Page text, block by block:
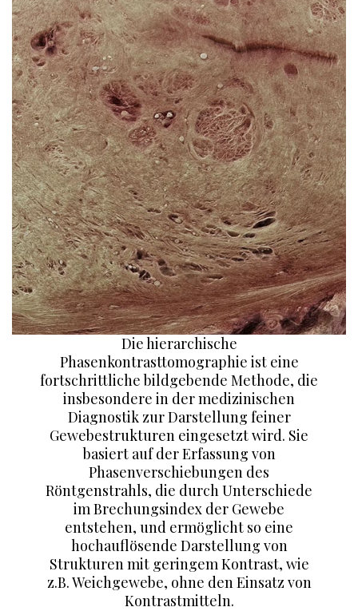
Die hierarchische
Phasenkontrasttomographie ist eine
fortschrittliche bildgebende Methode, die
insbesondere in der medizinischen
Diagnostik zur Darstellung feiner
Gewebestrukturen eingesetzt wird. Sie
basiert auf der Erfassung von
Phasenverschiebungen des
Röntgenstrahls, die durch Unterschiede
im Brechungsindex der Gewebe
entstehen, und ermöglicht so eine
hochauflösende Darstellung von
Strukturen mit geringem Kontrast, wie
z.B. Weichgewebe, ohne den Einsatz von
Kontrastmitteln.